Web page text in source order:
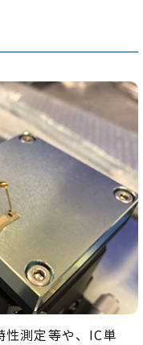
性測定等や、IC単